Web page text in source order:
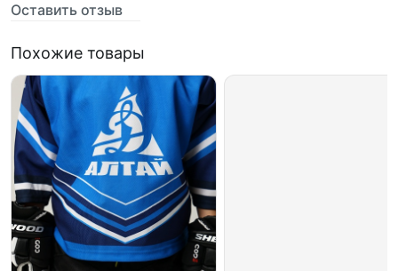
Оставить отзыв
Похожие товары